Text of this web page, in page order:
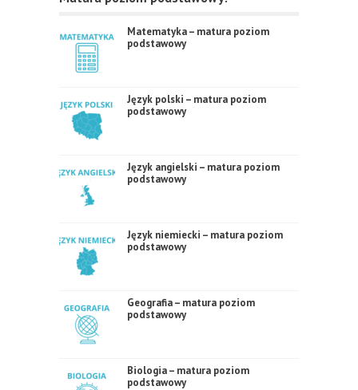
Matematyka – matura poziom
podstawowy
Język polski – matura poziom
podstawowy
Język angielski – matura poziom
podstawowy
Język niemiecki – matura poziom
podstawowy
Geografia – matura poziom
podstawowy
Biologia – matura poziom
podstawowy